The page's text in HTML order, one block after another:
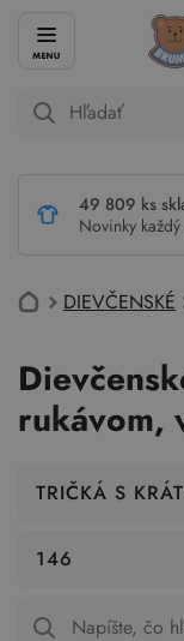
49 809 ks
Novinky
DIEVČENSKÉ
rukávom,
TRIČKÁ S
146